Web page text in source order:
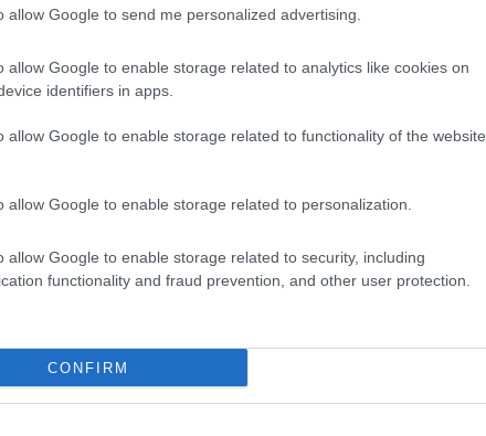
allow Google to send me personalized advertising.
allow Google to enable storage related to analytics like cookies on
identifiers in apps.
allow Google to enable storage related to functionality of the website
allow Google to enable storage related to personalization.
allow Google to enable storage related to security, including
functionality and fraud prevention, and other user protection.
CONFIRM
Απελάθηκε από την
του δικαστηρίου
υπόθεση Τζόκοβιτς;
απ όλο τον κόσμο που περίμεναν να
αφού ο Τζόκοβιτςδεν
από κάποια άλλη έξοδο χωρίς να
δήλωσε στο σερβικό πρακτορείο